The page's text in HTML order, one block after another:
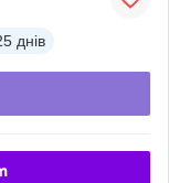
днів